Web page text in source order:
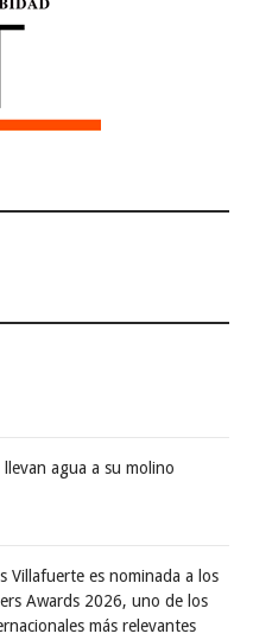
agua a su molino
Villafuerte es nominada a los
Awards 2026, uno de los
más relevantes